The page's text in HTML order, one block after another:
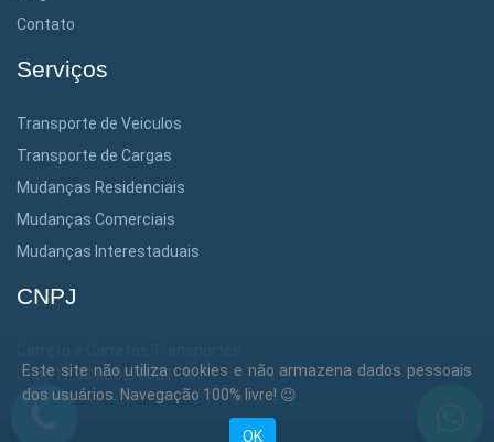
Contato
Serviços
Transporte de Veiculos
Transporte de Cargas
Mudanças Residenciais
Mudanças Comerciais
Mudanças Interestaduais
CNPJ
Cnpj: 12.381.302/0001-36
Este site não utiliza cookies e não armazena dados pessoais
dos usuários. Navegação 100% livre! 😉
OK